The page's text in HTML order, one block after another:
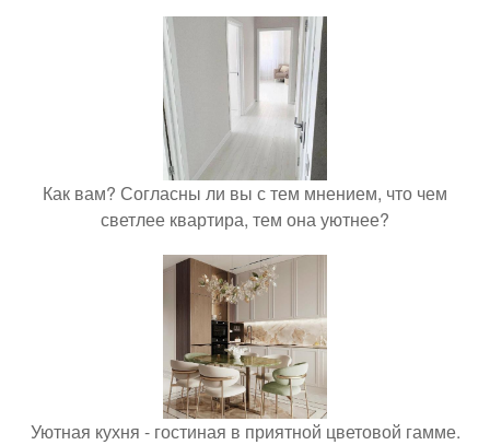
Как вам? Согласны ли вы с тем мнением, что чем
светлее квартира, тем она уютнее?
Уютная кухня - гостиная в приятной цветовой гамме.